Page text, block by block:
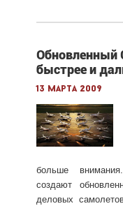
Обновленный
быстрее и
13 марта 2009
больше
создают
деловых